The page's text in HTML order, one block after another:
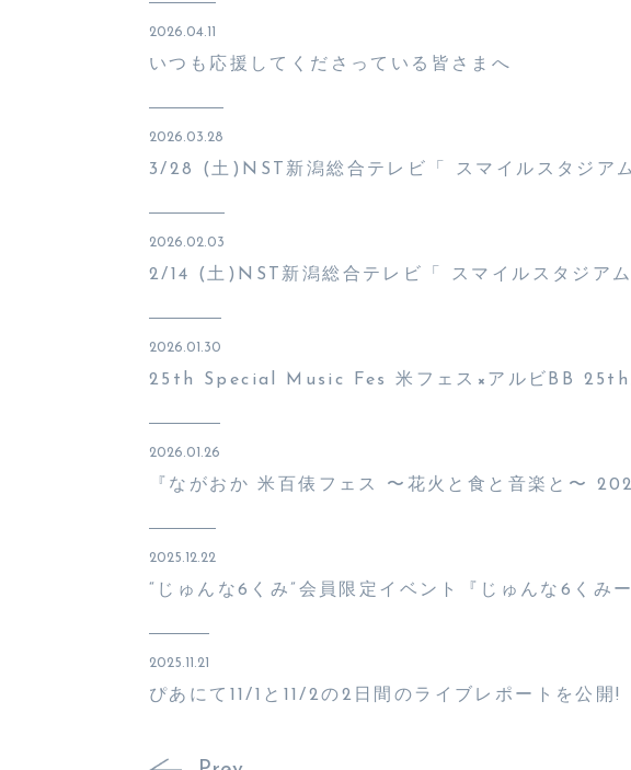
2026.04.11
いつも応援してくださっている皆さまへ
2026.03.28
3/28 (土)NST新潟総合テレビ「 スマイルスタジア
2026.02.03
2/14 (土)NST新潟総合テレビ「 スマイルスタジア
2026.01.30
25th Special Music Fes 米フェス×アルビBB 25th
2026.01.26
『ながおか 米百俵フェス 〜花火と食と音楽と〜
2025.12.22
“じゅんな6くみ”会員限定イベント『じゅんな6くみ
2025.11.21
ぴあにて11/1と11/2の2日間のライブレポートを公開!